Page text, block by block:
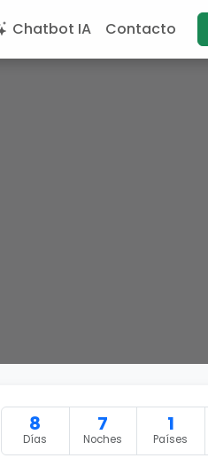
Chatbot IA Contacto
8
Días
7
Noches
1
Países